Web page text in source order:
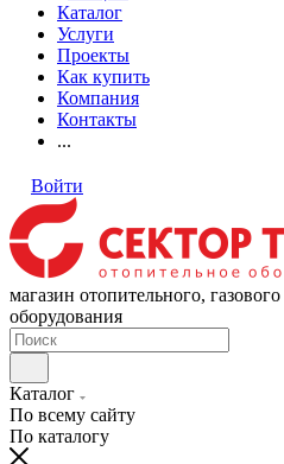
Каталог
Услуги
Проекты
Как купить
Компания
Контакты
...
Войти
магазин отопительного,
оборудования
Каталог
По всему сайту
По каталогу